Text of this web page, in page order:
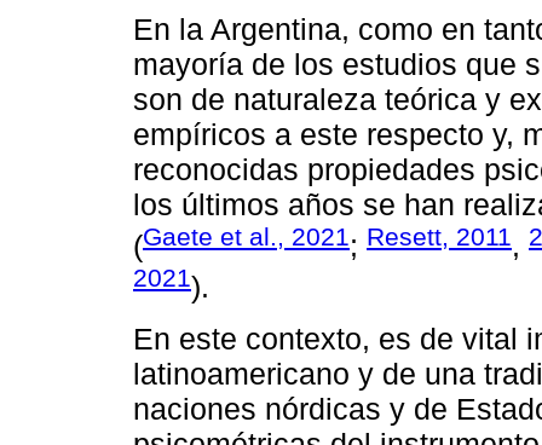
En la Argentina, como en
mayoría de los estudios que
son de naturaleza teórica y
empíricos a este respecto y,
reconocidas propiedades
los últimos años se han
(Gaete et al., 2021; Resett, 2011,
2021).
En este contexto, es de vital
latinoamericano y de una
naciones nórdicas y de